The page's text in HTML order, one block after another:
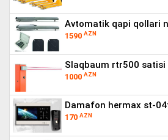
avtomatik qapi qollari
1590 AZN
slaqbaum rtr500
1000 AZN
damafon hermax st-
170 AZN